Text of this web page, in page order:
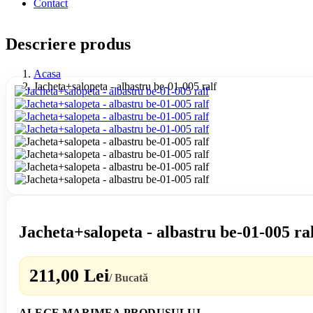
Contact
Descriere produs
Acasa
Jacheta+salopeta - albastru be-01-005 ralf
Jacheta+salopeta - albastru be-01-005
211,00 Lei/ Bucată